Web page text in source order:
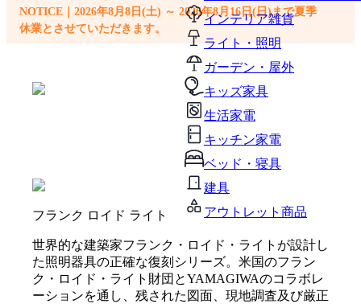
インテリア雑貨
ライト・照明
ガーデン・屋外
キッズ家具
生活家電
キッチン家電
ベッド・寝具
建具
アウトレット商品
NOTICE｜2026年8月8日(土) ～ 2026年8月16日(日)まで夏季
休業とさせていただきます。
フランク ロイド ライト
世界的な建築家フランク・ロイド・ライトが設計し
た照明器具の正確な復刻シリーズ。米国のフラン
ク・ロイド・ライト財団とYAMAGIWAのコラボレ
ーションを通し、残された図面、現地調査及び厳正